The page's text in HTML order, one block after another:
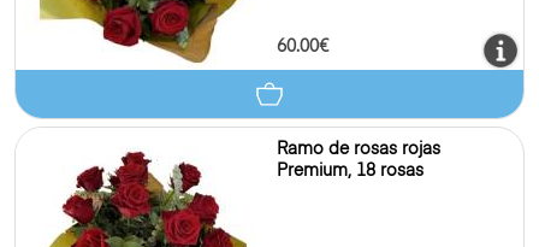
60.00€
Ramo de rosas rojas
Premium, 18 rosas